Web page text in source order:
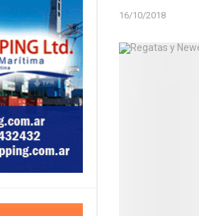
16/10/2018